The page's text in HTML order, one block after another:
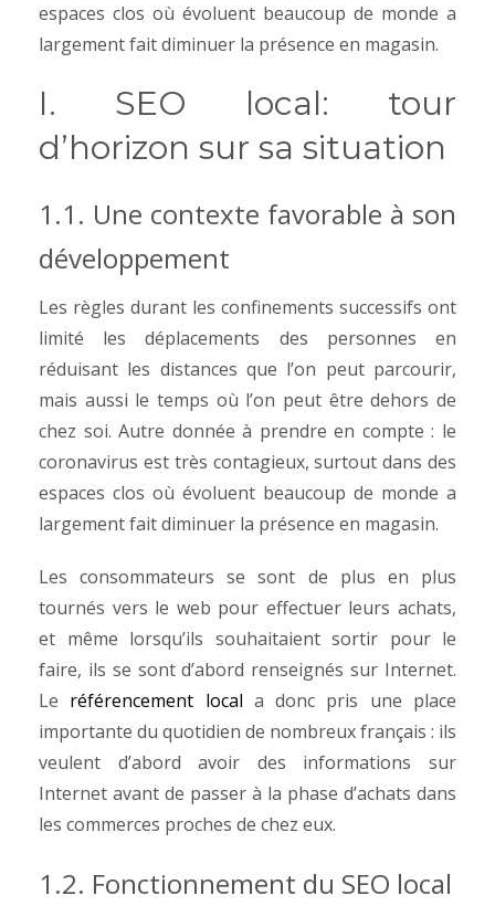
espaces clos où évoluent beaucoup de monde a
largement fait diminuer la présence en magasin.
I. SEO local: tour
d’horizon sur sa situation
1.1. Une contexte favorable à son
développement
Les règles durant les confinements successifs ont
limité les déplacements des personnes en
réduisant les distances que l’on peut parcourir,
mais aussi le temps où l’on peut être dehors de
chez soi. Autre donnée à prendre en compte : le
coronavirus est très contagieux, surtout dans des
espaces clos où évoluent beaucoup de monde a
largement fait diminuer la présence en magasin.
Les consommateurs se sont de plus en plus
tournés vers le web pour effectuer leurs achats,
et même lorsqu’ils souhaitaient sortir pour le
faire, ils se sont d’abord renseignés sur Internet.
Le référencement local a donc pris une place
importante du quotidien de nombreux français : ils
veulent d’abord avoir des informations sur
Internet avant de passer à la phase d’achats dans
les commerces proches de chez eux.
1.2. Fonctionnement du SEO local